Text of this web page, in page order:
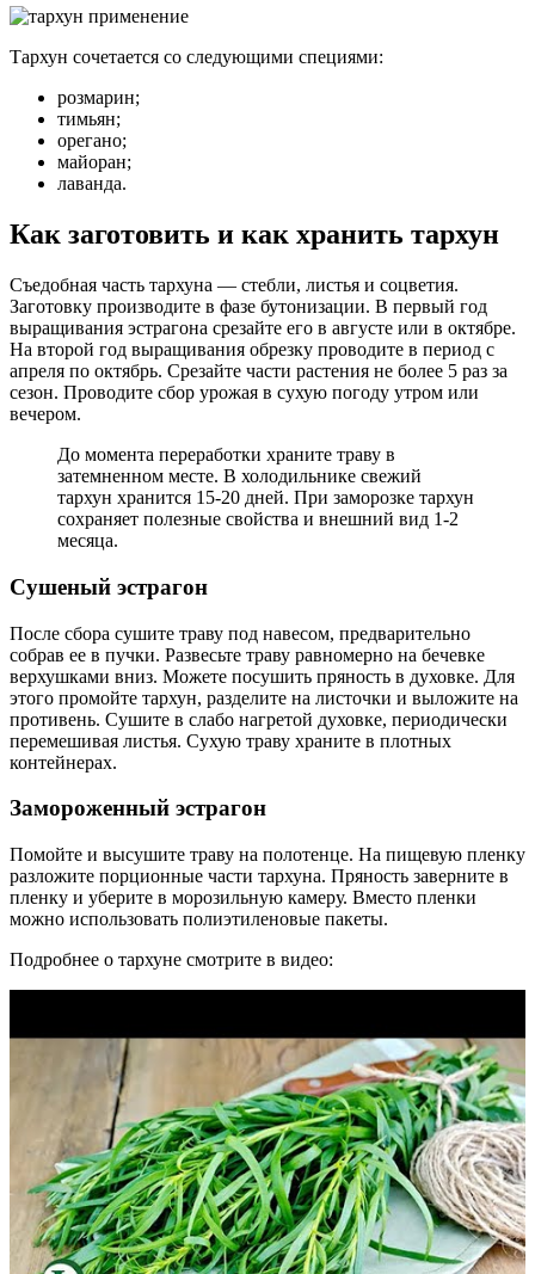
Тархун сочетается со следующими специями:
розмарин;
тимьян;
орегано;
майоран;
лаванда.
Как заготовить и как хранить тархун
Съедобная часть тархуна — стебли, листья и соцветия.
Заготовку производите в фазе бутонизации. В первый год
выращивания эстрагона срезайте его в августе или в октябре.
На второй год выращивания обрезку проводите в период с
апреля по октябрь. Срезайте части растения не более 5 раз за
сезон. Проводите сбор урожая в сухую погоду утром или
вечером.
До момента переработки храните траву в
затемненном месте. В холодильнике свежий
тархун хранится 15-20 дней. При заморозке тархун
сохраняет полезные свойства и внешний вид 1-2
месяца.
Сушеный эстрагон
После сбора сушите траву под навесом, предварительно
собрав ее в пучки. Развесьте траву равномерно на бечевке
верхушками вниз. Можете посушить пряность в духовке. Для
этого промойте тархун, разделите на листочки и выложите на
противень. Сушите в слабо нагретой духовке, периодически
перемешивая листья. Сухую траву храните в плотных
контейнерах.
Замороженный эстрагон
Помойте и высушите траву на полотенце. На пищевую пленку
разложите порционные части тархуна. Пряность заверните в
пленку и уберите в морозильную камеру. Вместо пленки
можно использовать полиэтиленовые пакеты.
Подробнее о тархуне смотрите в видео: